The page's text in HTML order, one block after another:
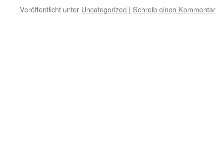
Veröffentlicht unter Uncategorized | Schreib einen Kommentar